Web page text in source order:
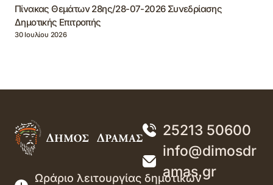
Πίνακας Θεμάτων 28ης/28-07-2026 Συνεδρίασης
Δημοτικής Επιτροπής
30 Ιουλίου 2026
25213 50600
info@dimosdr
amas.gr
Ωράριο λειτουργίας δημοτικών